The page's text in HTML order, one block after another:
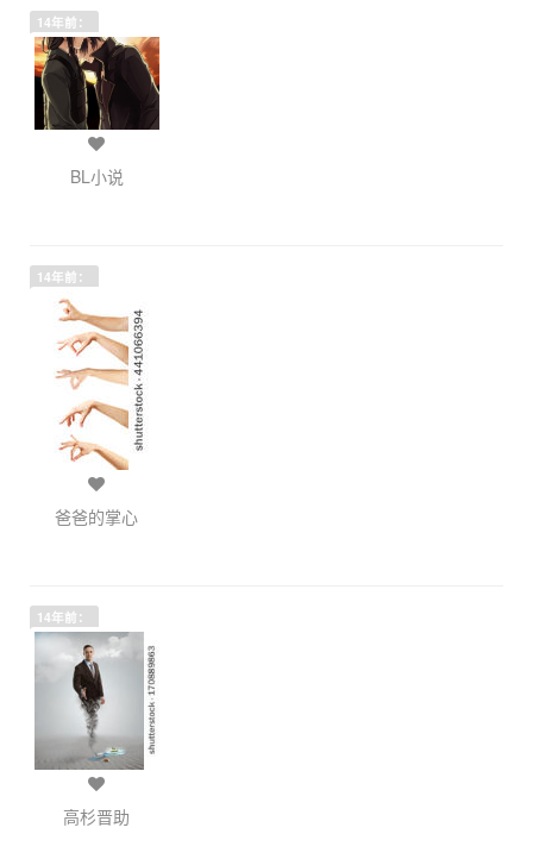
14年前：
BL小说
14年前：
爸爸的掌心
14年前：
高杉晋助